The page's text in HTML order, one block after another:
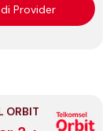
Provider
ORBIT